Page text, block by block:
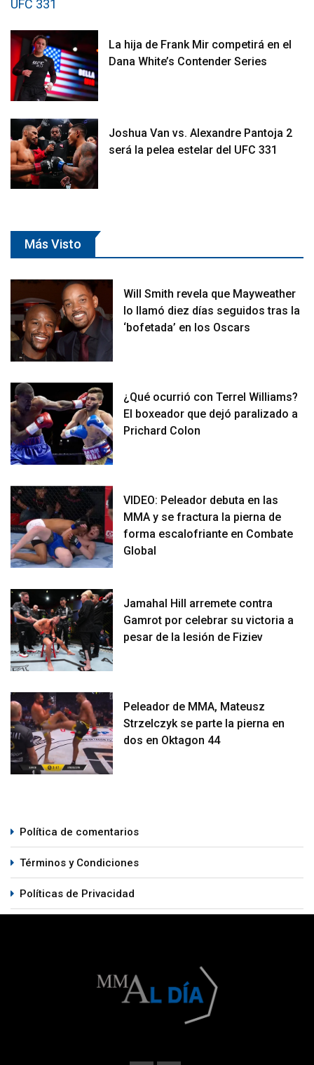
La hija de Frank Mir competirá en el
Dana White’s Contender Series
Joshua Van vs. Alexandre Pantoja 2
será la pelea estelar del UFC 331
Más Visto
Will Smith revela que Mayweather
lo llamó diez días seguidos tras la
‘bofetada’ en los Oscars
¿Qué ocurrió con Terrel Williams?
El boxeador que dejó paralizado a
Prichard Colon
VIDEO: Peleador debuta en las
MMA y se fractura la pierna de
forma escalofriante en Combate
Global
Jamahal Hill arremete contra
Gamrot por celebrar su victoria a
pesar de la lesión de Fiziev
Peleador de MMA, Mateusz
Strzelczyk se parte la pierna en
dos en Oktagon 44
Política de comentarios
Términos y Condiciones
Políticas de Privacidad